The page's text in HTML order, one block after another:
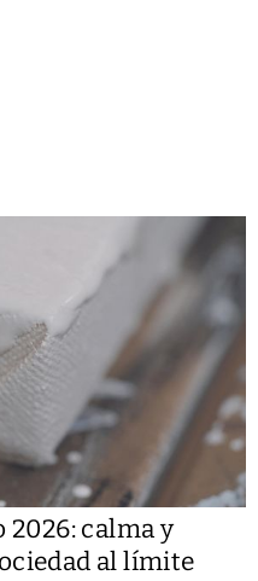
2026: calma y
al límite